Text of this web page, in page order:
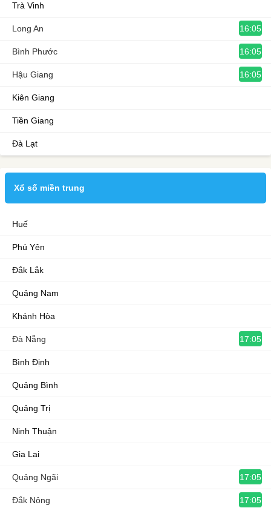
Trà Vinh
Long An 16:05
Bình Phước 16:05
Hậu Giang 16:05
Kiên Giang
Tiền Giang
Đà Lạt
Xổ số miền trung
Huế
Phú Yên
Đắk Lắk
Quảng Nam
Khánh Hòa
Đà Nẵng 17:05
Bình Định
Quảng Bình
Quảng Trị
Ninh Thuận
Gia Lai
Quảng Ngãi 17:05
Đắk Nông 17:05